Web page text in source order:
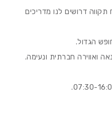
תקווה דרושים לנו מדריכים
הגדול.
ואווירה חברתית ונעימה.